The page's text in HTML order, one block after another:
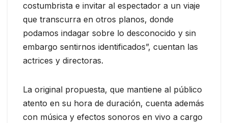
costumbrista e invitar al espectador a un viaje
que transcurra en otros planos, donde
podamos indagar sobre lo desconocido y sin
embargo sentirnos identificados”, cuentan las
actrices y directoras.
La original propuesta, que mantiene al público
atento en su hora de duración, cuenta además
con música y efectos sonoros en vivo a cargo